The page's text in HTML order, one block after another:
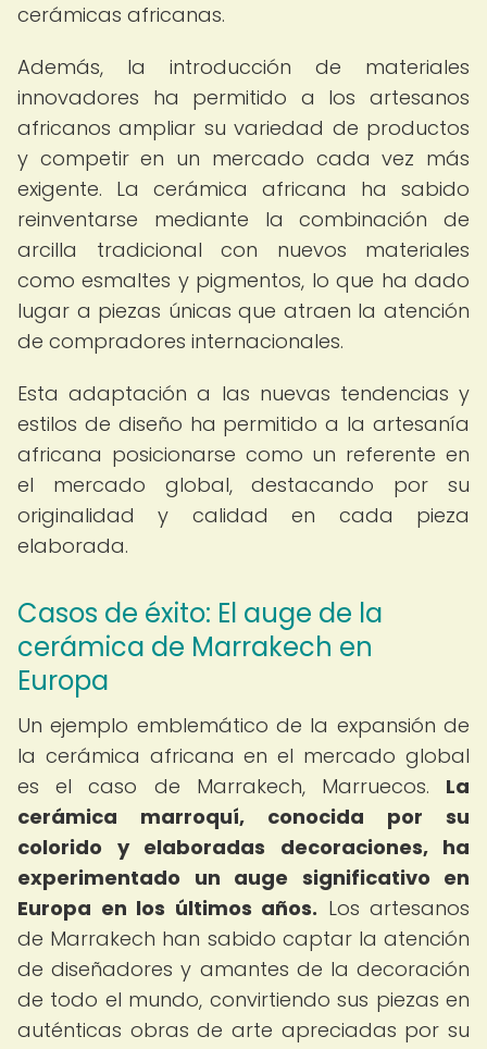
cerámicas africanas.
Además, la introducción de materiales
innovadores ha permitido a los artesanos
africanos ampliar su variedad de productos
y competir en un mercado cada vez más
exigente. La cerámica africana ha sabido
reinventarse mediante la combinación de
arcilla tradicional con nuevos materiales
como esmaltes y pigmentos, lo que ha dado
lugar a piezas únicas que atraen la atención
de compradores internacionales.
Esta adaptación a las nuevas tendencias y
estilos de diseño ha permitido a la artesanía
africana posicionarse como un referente en
el mercado global, destacando por su
originalidad y calidad en cada pieza
elaborada.
Casos de éxito: El auge de la
cerámica de Marrakech en
Europa
Un ejemplo emblemático de la expansión de
la cerámica africana en el mercado global
es el caso de Marrakech, Marruecos. La
cerámica marroquí, conocida por su
colorido y elaboradas decoraciones, ha
experimentado un auge significativo en
Europa en los últimos años. Los artesanos
de Marrakech han sabido captar la atención
de diseñadores y amantes de la decoración
de todo el mundo, convirtiendo sus piezas en
auténticas obras de arte apreciadas por su